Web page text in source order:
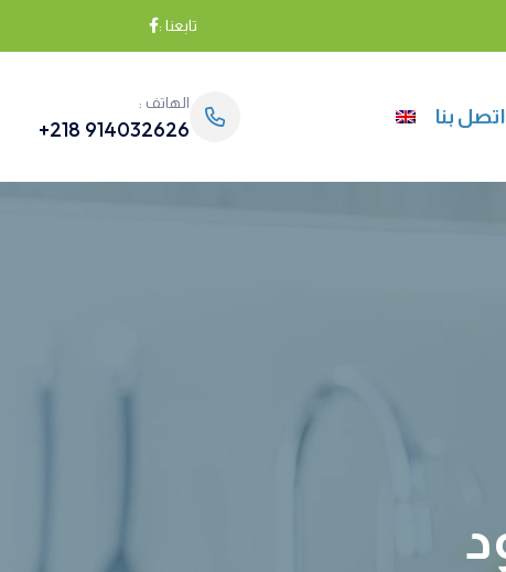
تابعنا :
اتصل بنا
الهاتف :
914032626 218+